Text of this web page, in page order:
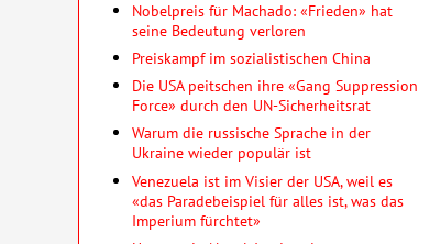
Nobelpreis für Machado: «Frieden» hat
seine Bedeutung verloren
Preiskampf im sozialistischen China
Die USA peitschen ihre «Gang Suppression
Force» durch den UN-Sicherheitsrat
Warum die russische Sprache in der
Ukraine wieder populär ist
Venezuela ist im Visier der USA, weil es
«das Paradebeispiel für alles ist, was das
Imperium fürchtet»